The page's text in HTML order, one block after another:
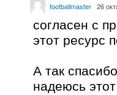
footballmaster 26
согласен с
этот ресурс
А так
надеюсь